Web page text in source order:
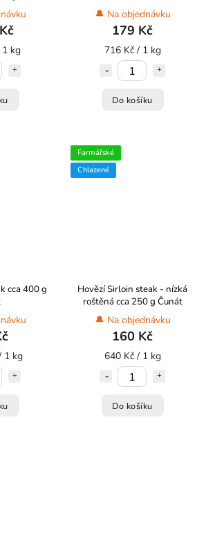
kg
🔔 Na objednávku
179 Kč
716 Kč / 1 kg
Do košíku
cca 400 g
1 kg
Farmářské
Chlazené
Hovězí Sirloin steak - nízká
roštěná cca 250 g Čunát
🔔 Na objednávku
160 Kč
640 Kč / 1 kg
Do košíku